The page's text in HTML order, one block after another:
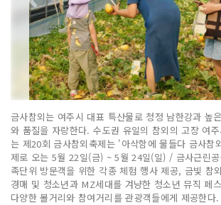
금사참외는 여주시 대표 특산물로 청정 남한강과 높
와 품질을 자랑한다. 수도권 유일의 참외의 고장 여
는 제20회 금사참외축제는 '아삭함에 물들다 금사참
제로 오는 5월 22일(금) ~ 5월 24일(일) / 금사근린
족단위 방문객을 위한 각종 체험 행사 제공, 금빛 참
경매 및 청소년과 MZ세대를 겨냥한 청소년 뮤직 페
다양한 볼거리와 참여거리를 관광객들에게 제공한다.